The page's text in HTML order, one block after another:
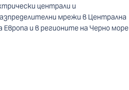
централи и
мрежи в Централна
Европа и в регионите на Черно море